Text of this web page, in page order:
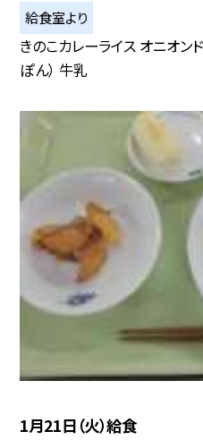
給食室より
きのこカレーライス オニオン
ぽん） 牛乳
1月21日（火）給食